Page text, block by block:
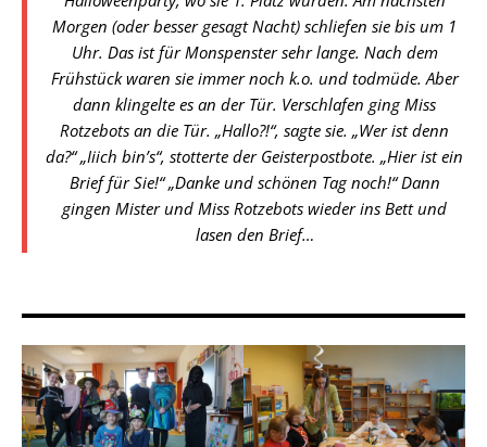
Morgen (oder besser gesagt Nacht) schliefen sie bis um 1
Uhr. Das ist für Monspenster sehr lange. Nach dem
Frühstück waren sie immer noch k.o. und todmüde. Aber
dann klingelte es an der Tür. Verschlafen ging Miss
Rotzebots an die Tür. „Hallo?!“, sagte sie. „Wer ist denn
da?“ „Iiich bin’s“, stotterte der Geisterpostbote. „Hier ist ein
Brief für Sie!“ „Danke und schönen Tag noch!“ Dann
gingen Mister und Miss Rotzebots wieder ins Bett und
lasen den Brief…